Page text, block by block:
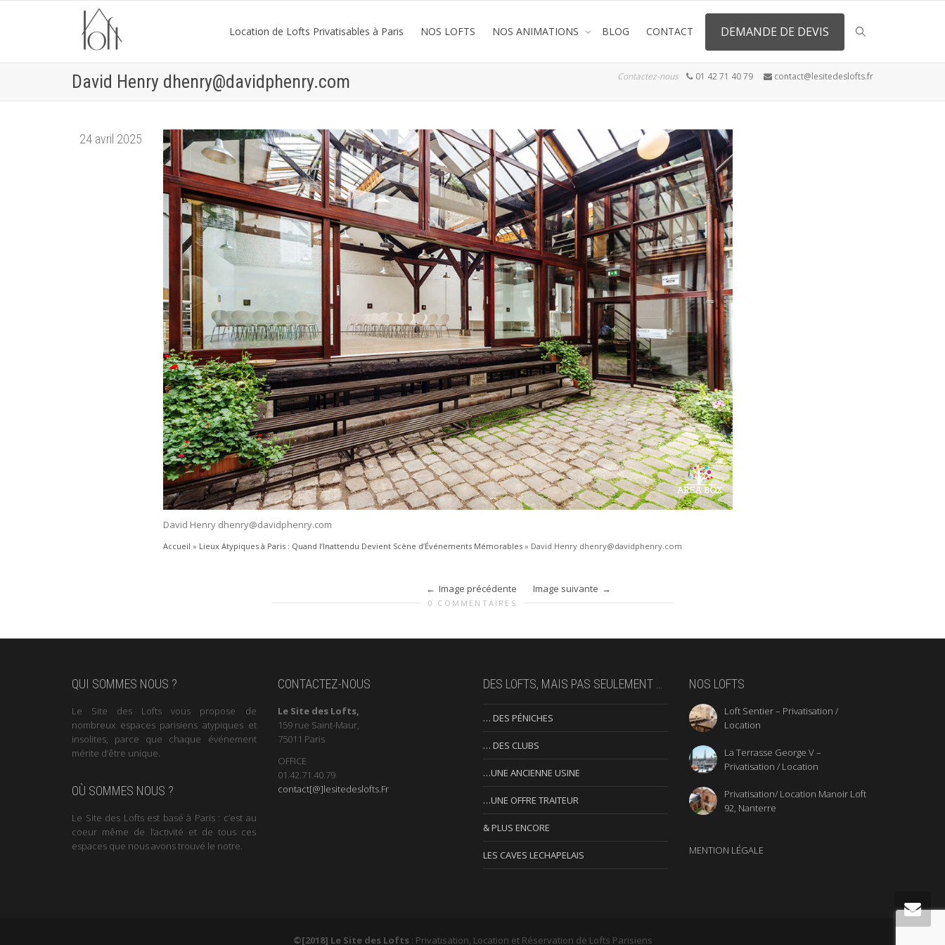
Location de Lofts Privatisables à Paris NOS LOFTS NOS ANIMATIONS BLOG CONTACT DEMANDE DE DEVIS
David Henry dhenry@davidphenry.com Contactez-nous 01 42 71 40 79 contact@lesitedeslofts.fr
24 avril 2025
David Henry dhenry@davidphenry.com
Accueil » Lieux Atypiques à Paris : Quand l’Inattendu Devient Scène d’Événements Mémorables » David Henry dhenry@davidphenry.com
Image précédente Image suivante
0 COMMENTAIRES
QUI SOMMES NOUS ?
Le Site des Lofts vous propose de
nombreux espaces parisiens atypiques et
insolites, parce que chaque événement
mérite d’être unique.
OÙ SOMMES NOUS ?
Le Site des Lofts est basé à Paris : c’est au
coeur même de l’activité et de tous ces
espaces que nous avons trouvé le notre.
CONTACTEZ-NOUS
Le Site des Lofts,
159 rue Saint-Maur,
75011 Paris
OFFICE
01.42.71.40.79
contact[@]lesitedeslofts.Fr
DES LOFTS, MAIS PAS SEULEMENT …
… DES PÉNICHES
… DES CLUBS
…UNE ANCIENNE USINE
…UNE OFFRE TRAITEUR
& PLUS ENCORE
LES CAVES LECHAPELAIS
NOS LOFTS
Loft Sentier – Privatisation /
Location
La Terrasse George V –
Privatisation / Location
Privatisation/ Location Manoir Loft
92, Nanterre
MENTION LÉGALE
©[2018] Le Site des Lofts : Privatisation, Location et Réservation de Lofts Parisiens